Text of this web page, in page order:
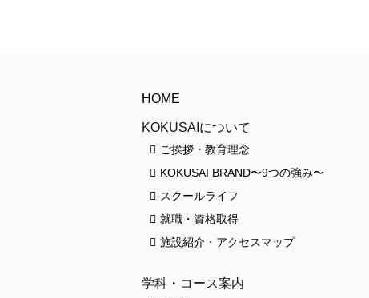
HOME
KOKUSAIについて
ご挨拶・教育理念
KOKUSAI BRAND〜9つの強み〜
スクールライフ
就職・資格取得
施設紹介・アクセスマップ
学科・コース案内